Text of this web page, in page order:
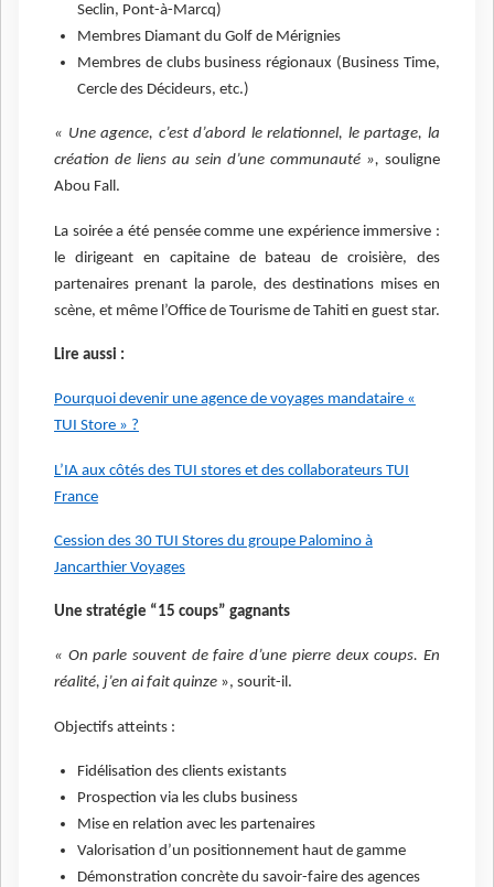
Seclin, Pont-à-Marcq)
Membres Diamant du Golf de Mérignies
Membres de clubs business régionaux (Business Time,
Cercle des Décideurs, etc.)
« Une agence, c’est d’abord le relationnel, le partage, la
création de liens au sein d’une communauté », souligne
Abou Fall.
La soirée a été pensée comme une expérience immersive :
le dirigeant en capitaine de bateau de croisière, des
partenaires prenant la parole, des destinations mises en
scène, et même l’Office de Tourisme de Tahiti en guest star.
Lire aussi :
Pourquoi devenir une agence de voyages mandataire «
TUI Store » ?
L’IA aux côtés des TUI stores et des collaborateurs TUI
France
Cession des 30 TUI Stores du groupe Palomino à
Jancarthier Voyages
Une stratégie “15 coups” gagnants
« On parle souvent de faire d’une pierre deux coups. En
réalité, j’en ai fait quinze », sourit-il.
Objectifs atteints :
Fidélisation des clients existants
Prospection via les clubs business
Mise en relation avec les partenaires
Valorisation d’un positionnement haut de gamme
Démonstration concrète du savoir-faire des agences